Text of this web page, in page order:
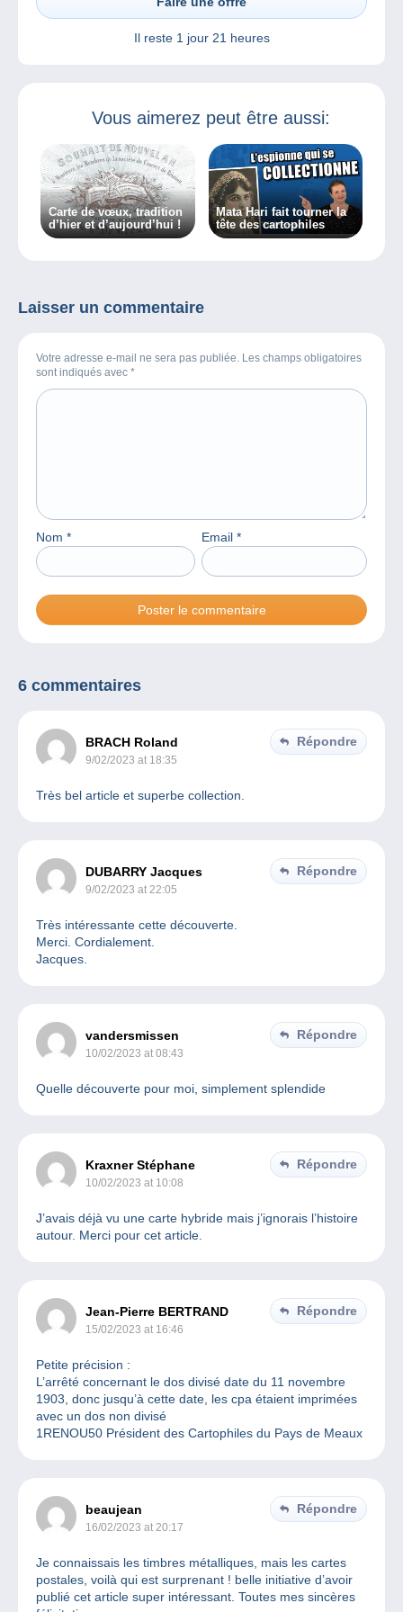
Il reste 1 jour 21 heures
Vous aimerez peut être aussi:
Carte de vœux, tradition
d’hier et d’aujourd’hui !
Mata Hari fait tourner la
tête des cartophiles
Laisser un commentaire
Votre adresse e-mail ne sera pas publiée. Les champs obligatoires
sont indiqués avec *
Nom * Email *
6 commentaires
BRACH Roland
9/02/2023 at 18:35
Répondre
Très bel article et superbe collection.
DUBARRY Jacques
9/02/2023 at 22:05
Répondre
Très intéressante cette découverte.
Merci. Cordialement.
Jacques.
vandersmissen
10/02/2023 at 08:43
Répondre
Quelle découverte pour moi, simplement splendide
Kraxner Stéphane
10/02/2023 at 10:08
Répondre
J’avais déjà vu une carte hybride mais j’ignorais l’histoire
autour. Merci pour cet article.
Jean-Pierre BERTRAND
15/02/2023 at 16:46
Répondre
Petite précision :
L’arrêté concernant le dos divisé date du 11 novembre
1903, donc jusqu’à cette date, les cpa étaient imprimées
avec un dos non divisé
1RENOU50 Président des Cartophiles du Pays de Meaux
beaujean
16/02/2023 at 20:17
Répondre
Je connaissais les timbres métalliques, mais les cartes
postales, voilà qui est surprenant ! belle initiative d’avoir
publié cet article super intéressant. Toutes mes sincères